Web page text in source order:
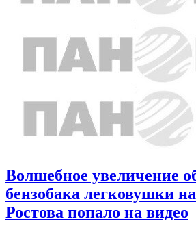
Волшебное увеличение
бензобака легковушки
Ростова попало на видео